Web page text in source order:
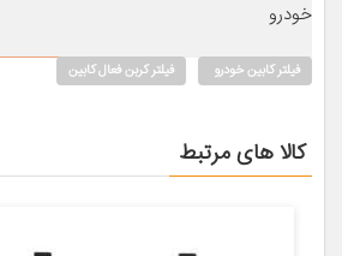
خودرو
فیلتر کابین خودرو فیلتر کربن فعال کابین
کالا های مرتبط